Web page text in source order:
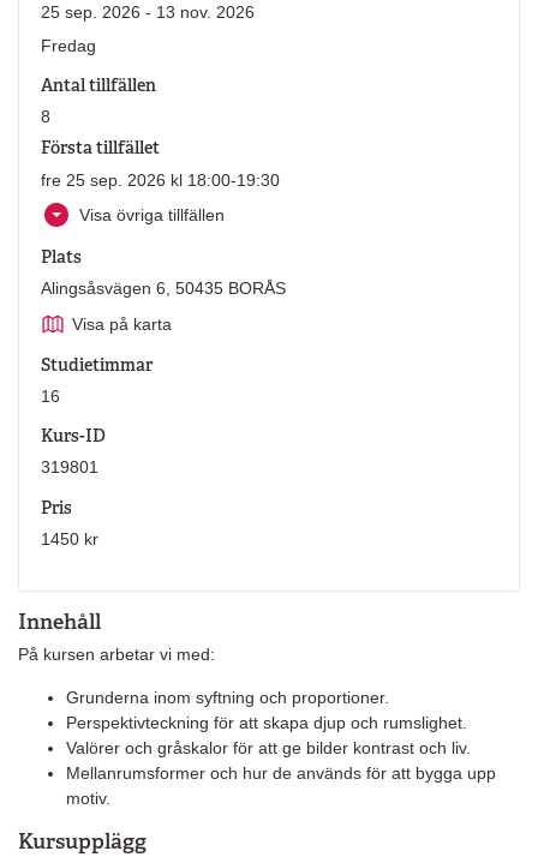
Innehåll
På kursen arbetar vi med:
Grunderna inom syftning och proportioner.
Perspektivteckning för att skapa djup och rumslighet.
Valörer och gråskalor för att ge bilder kontrast och liv.
Mellanrumsformer och hur de används för att bygga upp
motiv.
Kursupplägg
25 sep. 2026 - 13 nov. 2026
Fredag
Antal tillfällen
8
Första tillfället
fre 25 sep. 2026 kl 18:00-19:30
Visa övriga tillfällen
Plats
Alingsåsvägen 6, 50435 BORÅS
Visa på karta
Studietimmar
16
Kurs-ID
319801
Pris
1450 kr